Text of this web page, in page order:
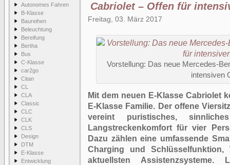
Autonomes Fahren
B-Klasse
Baureihen
Beleuchtung
Bereifung
Bertha
Bus
C-Klasse
car2go
Citan
CL
CLA
Classic
CLC
CLK
CLS
Design
DTM
E-Klasse
Entwicklung
Cabriolet – Offen für
Freitag, 03. März 2017
Vorstellung: Das neue Mercedes-
intensiven
Mit dem neuen E-Klasse Cabriolet
E-Klasse Familie. Der offene
vereint puristisches,
Langstreckenkomfort für vier
Dazu zählen eine umfassende
Charging und
aktuellsten Assistenzsysteme.